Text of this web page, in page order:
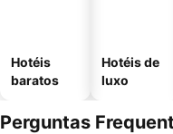
Hotéis
baratos
Hotéis de
luxo
Perguntas